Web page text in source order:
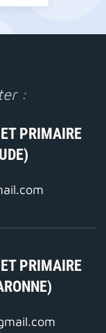
:
PRIMAIRE
PRIMAIRE